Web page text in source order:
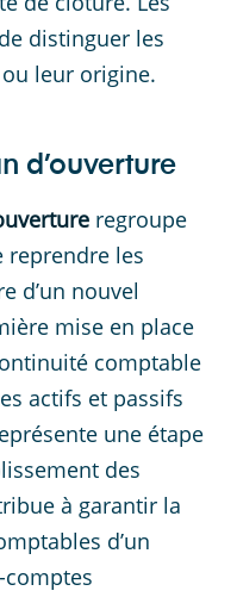
distinguer les
leur origine.
d’ouverture
regroupe
reprendre les
d’un nouvel
mise en place
comptable
actifs et passifs
une étape
des
à garantir la
d’un
comptes